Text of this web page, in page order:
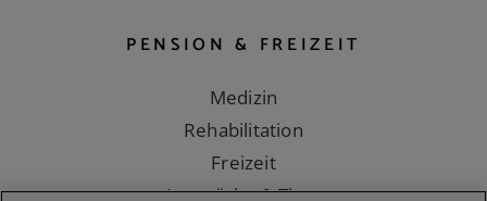
PENSION & FREIZEIT
Medizin
Rehabilitation